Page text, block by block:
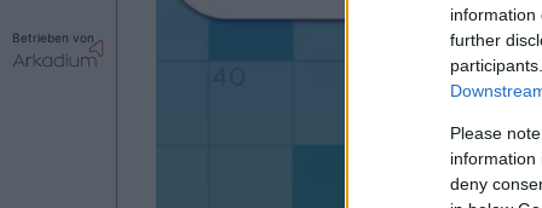
information
further
Please
information
deny
Betrieben von